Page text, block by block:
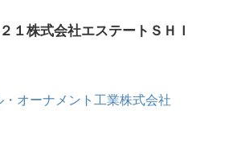
１株式会社エステートＳＨＩ